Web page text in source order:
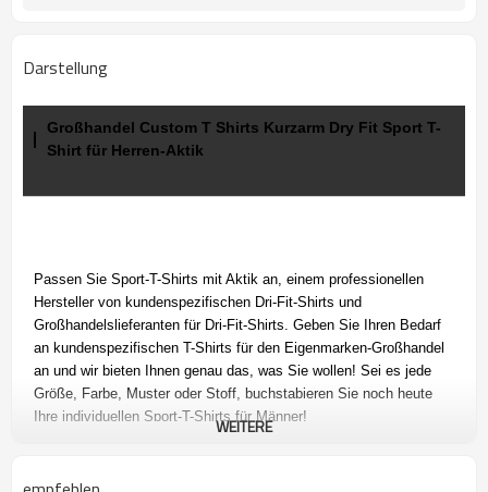
Darstellung
Großhandel Custom T Shirts Kurzarm Dry Fit Sport T-
Shirt für Herren-Aktik
Passen Sie Sport-T-Shirts mit Aktik an, einem professionellen
Hersteller von kundenspezifischen Dri-Fit-Shirts und
Großhandelslieferanten für Dri-Fit-Shirts. Geben Sie Ihren Bedarf
an kundenspezifischen T-Shirts für den Eigenmarken-Großhandel
an und wir bieten Ihnen genau das, was Sie wollen! Sei es jede
Größe, Farbe, Muster oder Stoff, buchstabieren Sie noch heute
Ihre individuellen Sport-T-Shirts für Männer!
WEITERE